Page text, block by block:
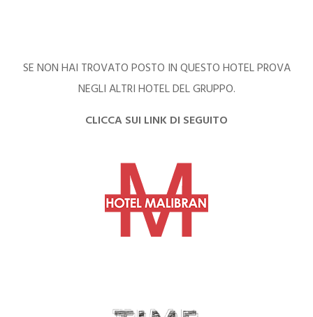
SE NON HAI TROVATO POSTO IN QUESTO HOTEL PROVA
NEGLI ALTRI HOTEL DEL GRUPPO.
CLICCA SUI LINK DI SEGUITO